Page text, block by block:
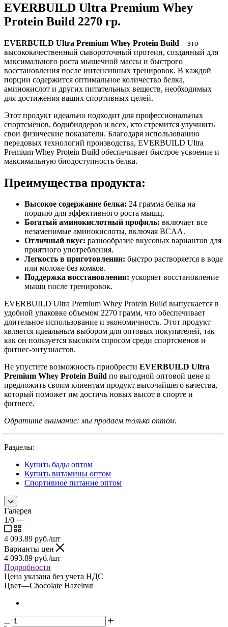
EVERBUILD Ultra Premium Whey
Protein Build 2270 гр.
EVERBUILD Ultra Premium Whey Protein Build – это
высококачественный сывороточный протеин, созданный для
максимального роста мышечной массы и быстрого
восстановления после интенсивных тренировок. В каждой
порции содержится оптимальное количество белка,
аминокислот и других питательных веществ, необходимых
для достижения ваших спортивных целей.
Этот продукт идеально подходит для профессиональных
спортсменов, бодибилдеров и всех, кто стремится улучшить
свои физические показатели. Благодаря использованию
передовых технологий производства, EVERBUILD Ultra
Premium Whey Protein Build обеспечивает быстрое усвоение и
максимальную биодоступность белка.
Преимущества продукта:
Высокое содержание белка: 24 грамма белка на
порцию для эффективного роста мышц.
Богатый аминокислотный профиль: включает все
незаменимые аминокислоты, включая BCAA.
Отличный вкус: разнообразие вкусовых вариантов для
приятного употребления.
Легкость в приготовлении: быстро растворяется в воде
или молоке без комков.
Поддержка восстановления: ускоряет восстановление
мышц после тренировок.
EVERBUILD Ultra Premium Whey Protein Build выпускается в
удобной упаковке объемом 2270 грамм, что обеспечивает
длительное использование и экономичность. Этот продукт
является идеальным выбором для оптовых покупателей, так
как он пользуется высоким спросом среди спортсменов и
фитнес-энтузиастов.
Не упустите возможность приобрести EVERBUILD Ultra
Premium Whey Protein Build по выгодной оптовой цене и
предложить своим клиентам продукт высочайшего качества,
который поможет им достичь новых высот в спорте и
фитнесе.
Обратите внимание: мы продаем только оптом.
Разделы:
Купить бады оптом
Купить витамины оптом
Спортивное питание оптом
Галерея
1/0 —
4 093.89 руб./шт
Варианты цен
4 093.89 руб./шт
Подробности
Цена указана без учета НДС
Цвет—Chocolate Hazelnut